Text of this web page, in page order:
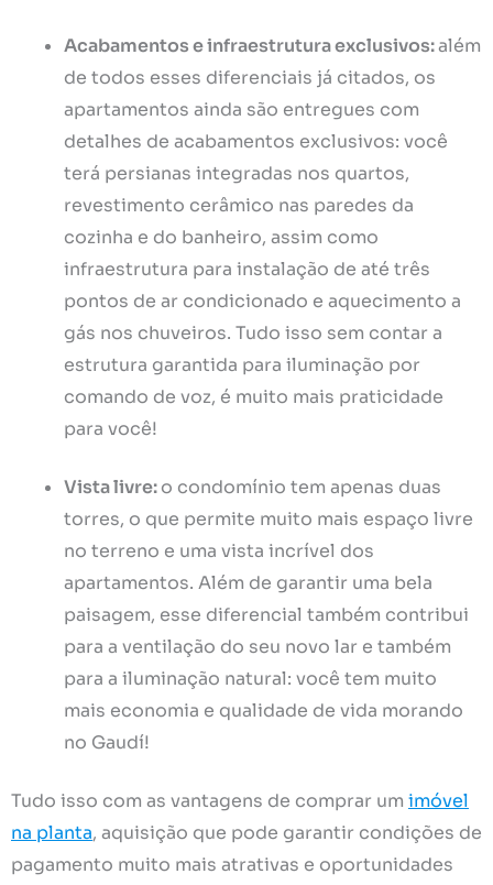
Acabamentos e infraestrutura exclusivos:além
de todos esses diferenciais já citados, os
apartamentos ainda são entregues com
detalhes de acabamentos exclusivos: você
terá persianas integradas nos quartos,
revestimento cerâmico nas paredes da
cozinha e do banheiro, assim como
infraestrutura para instalação de até três
pontos de ar condicionado e aquecimento a
gás nos chuveiros. Tudo isso sem contar a
estrutura garantida para iluminação por
comando de voz, é muito mais praticidade
para você!
Vista livre:o condomínio tem apenas duas
torres, o que permite muito mais espaço livre
no terreno e uma vista incrível dos
apartamentos. Além de garantir uma bela
paisagem, esse diferencial também contribui
para a ventilação do seu novo lar e também
para a iluminação natural: você tem muito
mais economia e qualidade de vida morando
no Gaudí!
Tudo isso com as vantagens de comprar um imóvel
na planta, aquisição que pode garantir condições de
pagamento muito mais atrativas e oportunidades